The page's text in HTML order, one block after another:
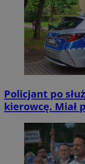
Policjant po
kierowcę. Miał